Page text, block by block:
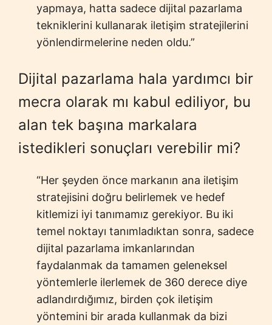
yapmaya, hatta sadece dijital pazarlama
tekniklerini kullanarak iletişim stratejilerini
yönlendirmelerine neden oldu.”
Dijital pazarlama hala yardımcı bir
mecra olarak mı kabul ediliyor, bu
alan tek başına markalara
istedikleri sonuçları verebilir mi?
“Her şeyden önce markanın ana iletişim
stratejisini doğru belirlemek ve hedef
kitlemizi iyi tanımamız gerekiyor. Bu iki
temel noktayı tanımladıktan sonra, sadece
dijital pazarlama imkanlarından
faydalanmak da tamamen geleneksel
yöntemlerle ilerlemek de 360 derece diye
adlandırdığımız, birden çok iletişim
yöntemini bir arada kullanmak da bizi